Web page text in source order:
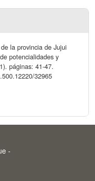
la provincia de Jujui
potencialidades y
páginas: 41-47.
32965
-